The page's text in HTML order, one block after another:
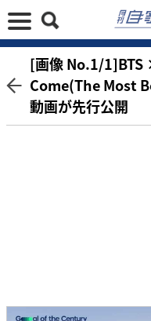
[画像 No.1/
Come(The Most
動画が先行公開